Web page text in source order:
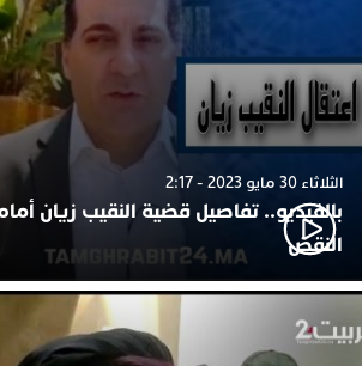
الثلاثاء 30 مايو 2023 - 2:17
بالفيديو.. تفاصيل قضية النقيب زيان
النقض